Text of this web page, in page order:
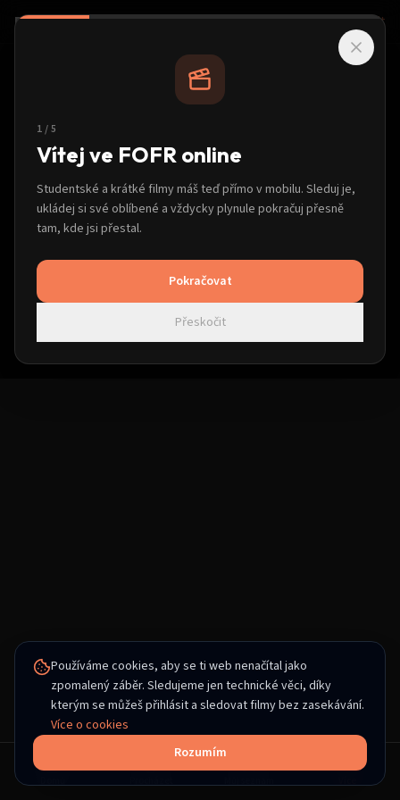
FOFRon-line Přihlásit
Stránka nenalezena (404)
Tato stránka bude brzy k dispozici.
1/5
Vítej ve FOFR online
Studentské a krátké filmy máš teď přímo v mobilu. Sleduj je,
ukládej si své oblíbené a vždycky plynule pokračuj přesně
tam, kde jsi přestal.
Pokračovat
Přeskočit
Používáme cookies, aby se ti web nenačítal jako
zpomalený záběr. Sledujeme jen technické věci, díky
kterým se můžeš přihlásit a sledovat filmy bez zasekávání.
Více o cookies
Rozumím